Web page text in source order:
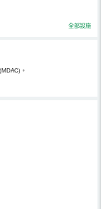
全部設施
。